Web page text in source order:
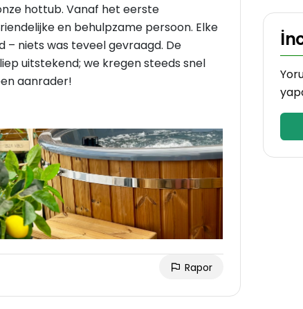
hottub. Vanaf het eerste
en behulpzame persoon. Elke
– niets was teveel gevraagd. De
uitstekend; we kregen steeds snel
aanrader!
Rapor